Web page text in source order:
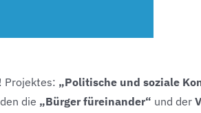
Projektes: „Politische und soziale
die „Bürger füreinander“ und der